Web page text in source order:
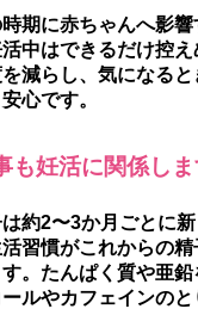
期に赤ちゃんへ影
中はできるだけ控え
減らし、気になる
心です。
も妊活に関係しま
約2〜3か月ごとに
習慣がこれからの
。たんぱく質や亜
ルやカフェインのと